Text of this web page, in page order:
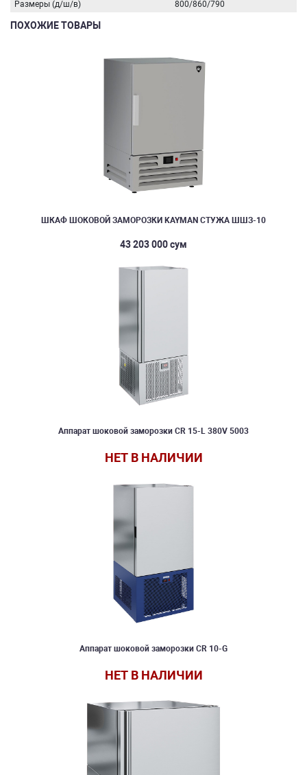
Размеры (д/ш/в) 800/860/790
ПОХОЖИЕ ТОВАРЫ
ШКАФ ШОКОВОЙ ЗАМОРОЗКИ KAYMAN СТУЖА ШШЗ-10
43 203 000 сум
Аппарат шоковой заморозки CR 15-L 380V 5003
НЕТ В НАЛИЧИИ
Аппарат шоковой заморозки CR 10-G
НЕТ В НАЛИЧИИ